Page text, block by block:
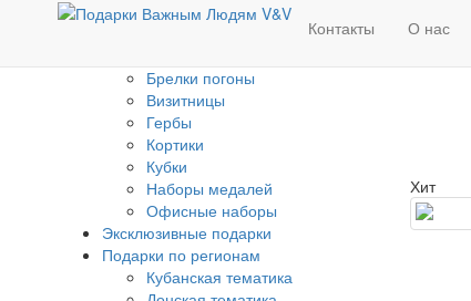
Контакты О нас
Изделия с Государственной
Брелки погоны
Визитницы
Гербы
Кортики
Кубки
Наборы медалей
Офисные наборы
Эксклюзивные подарки
Подарки по регионам
Кубанская тематика
Хит